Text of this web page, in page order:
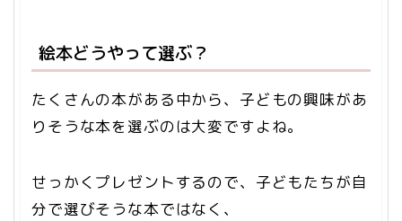
絵本どうやって選ぶ？
たくさんの本がある中から、子どもの興味があ
りそうな本を選ぶのは大変ですよね。
せっかくプレゼントするので、子どもたちが自
分で選びそうな本ではなく、